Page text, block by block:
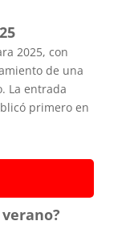
2025, con
de una
La entrada
primero en